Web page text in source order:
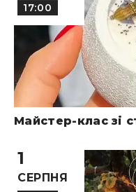
17:00
Майстер-клас зі
1
СЕРПНЯ